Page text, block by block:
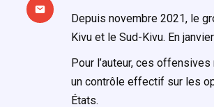
Depuis novembre 2021, le
Kivu et le Sud-Kivu. En
Pour l’auteur, ces
un contrôle effectif sur les
États.